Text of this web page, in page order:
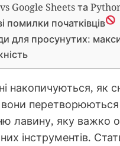
Google Sheets та
помилки початківців
для просунутих:
накопичуються, як
лавину, яку важко
інструментів.